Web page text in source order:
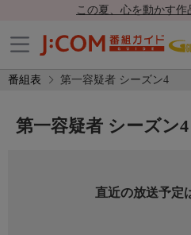
この夏、心を動かす作
番組表 第一容疑者 シーズン4
第一容疑者 シーズン4
直近の放送予定